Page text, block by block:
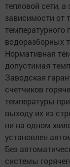
тепловой сети,
зависимости от
температурного
водоразборных
Нормативная
допустимая
Заводская
счетчиков
температуры
выходу их из
ни на одном
установлен
Без
системы